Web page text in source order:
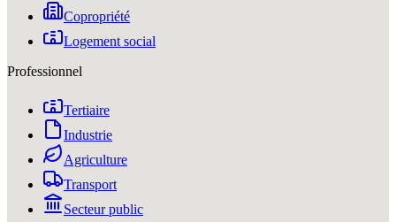
Copropriété
Logement social
Professionnel
Tertiaire
Industrie
Agriculture
Transport
Secteur public